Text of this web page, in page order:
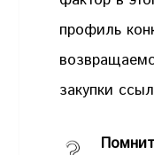
профиль
закупки